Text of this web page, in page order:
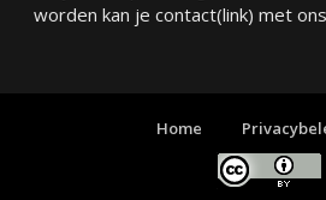
worden kan je contact(link) met
Home